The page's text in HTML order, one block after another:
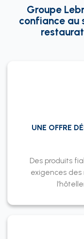
Groupe
confiance au
UNE OFFRE
Des produits
exigences